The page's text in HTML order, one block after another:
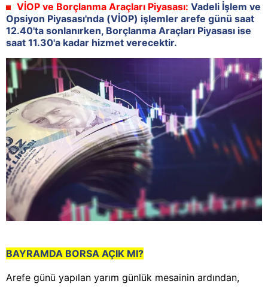
VİOP ve Borçlanma Araçları Piyasası: Vadeli İşlem ve
Opsiyon Piyasası'nda (VİOP) işlemler arefe günü saat
12.40'ta sonlanırken, Borçlanma Araçları Piyasası ise
saat 11.30'a kadar hizmet verecektir.
BAYRAMDA BORSA AÇIK MI?
Arefe günü yapılan yarım günlük mesainin ardından,